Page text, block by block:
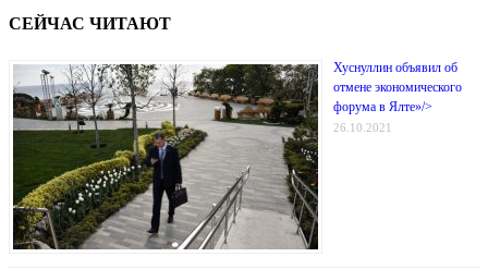
СЕЙЧАС ЧИТАЮТ
Хуснуллин объявил об
отмене экономического
форума в Ялте»/>
26.10.2021